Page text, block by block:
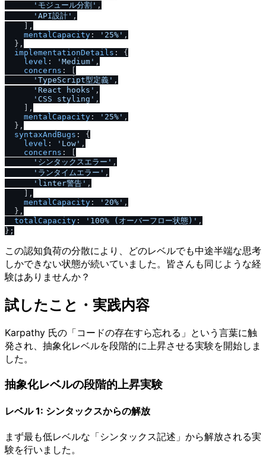
'モジュール分割' ,
'API設計' ,
    ],
mentalCapacity : '25%' ,
  },
implementationDetails : {
level : 'Medium' ,
concerns : [
'TypeScript型定義' ,
'React hooks' ,
'CSS styling' ,
    ],
mentalCapacity : '25%' ,
  },
syntaxAndBugs : {
level : 'Low' ,
concerns : [
'シンタックスエラー' ,
'ランタイムエラー' ,
'linter警告' ,
    ],
mentalCapacity : '20%' ,
  },
totalCapacity : '100% (オーバーフロー状態)' ,
この認知負荷の分散により、どのレベルでも中途半端な思考
しかできない状態が続いていました。皆さんも同じような経
験はありませんか？
試したこと・実践内容
Karpathy 氏の「コードの存在すら忘れる」という言葉に触
発され、抽象化レベルを段階的に上昇させる実験を開始しま
した。
抽象化レベルの段階的上昇実験
レベル 1: シンタックスからの解放
まず最も低レベルな「シンタックス記述」から解放される実
験を行いました。